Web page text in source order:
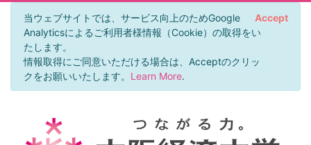
当ウェブサイトでは、サービス向上のためGoogle
Analyticsによるご利用者様情報（Cookie）の取得をい
たします。
情報取得にご同意いただける場合は、Acceptのクリッ
クをお願いいたします。 Learn More.
Accept